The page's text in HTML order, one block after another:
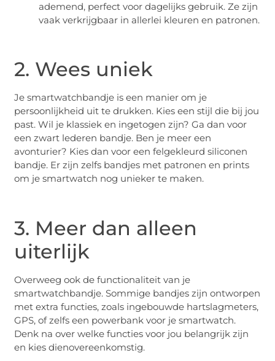
ademend, perfect voor dagelijks gebruik. Ze zijn
vaak verkrijgbaar in allerlei kleuren en patronen.
2. Wees uniek
Je smartwatchbandje is een manier om je
persoonlijkheid uit te drukken. Kies een stijl die bij jou
past. Wil je klassiek en ingetogen zijn? Ga dan voor
een zwart lederen bandje. Ben je meer een
avonturier? Kies dan voor een felgekleurd siliconen
bandje. Er zijn zelfs bandjes met patronen en prints
om je smartwatch nog unieker te maken.
3. Meer dan alleen
uiterlijk
Overweeg ook de functionaliteit van je
smartwatchbandje. Sommige bandjes zijn ontworpen
met extra functies, zoals ingebouwde hartslagmeters,
GPS, of zelfs een powerbank voor je smartwatch.
Denk na over welke functies voor jou belangrijk zijn
en kies dienovereenkomstig.